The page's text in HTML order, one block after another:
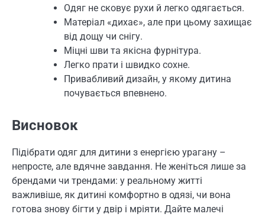
Одяг не сковує рухи й легко одягається.
Матеріал «дихає», але при цьому захищає
від дощу чи снігу.
Міцні шви та якісна фурнітура.
Легко прати і швидко сохне.
Привабливий дизайн, у якому дитина
почувається впевнено.
Висновок
Підібрати одяг для дитини з енергією урагану –
непросте, але вдячне завдання. Не женіться лише за
брендами чи трендами: у реальному житті
важливіше, як дитині комфортно в одязі, чи вона
готова знову бігти у двір і мріяти. Дайте малечі